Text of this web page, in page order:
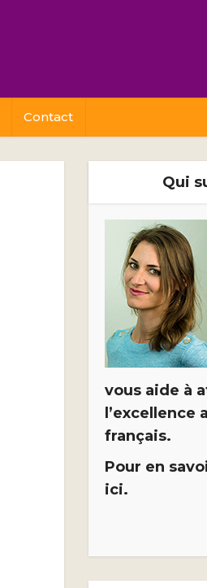
Contact
Qui
vous aide à
l’excellence
français.
Pour en
ici.